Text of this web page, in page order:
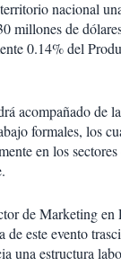
nacional
millones de
0.14% del
acompañado de
formales, los
en los
de Marketing en
de este evento
una estructura